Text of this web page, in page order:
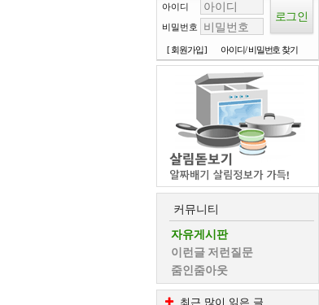
아이디
비밀번호
[ 회원가입 ] 아이디/ 비밀번호 찾기
커뮤니티
자유게시판
이런글 저런질문
줌인줌아웃
최근 많이 읽은 글